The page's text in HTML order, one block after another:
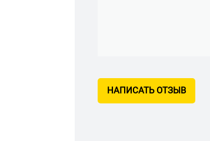
НАПИСАТЬ ОТЗЫВ